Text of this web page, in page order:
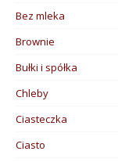
Bez mleka
Brownie
Bułki i spółka
Chleby
Ciasteczka
Ciasto